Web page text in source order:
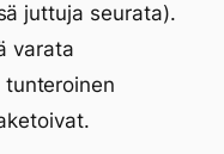
juttuja seurata).
varata
tunteroinen